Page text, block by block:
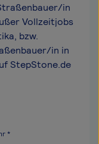
in
Vollzeitjobs
bzw.
in in
StepStone.de
*